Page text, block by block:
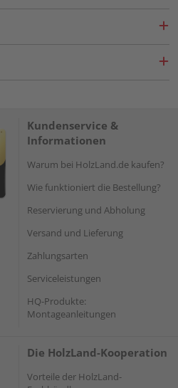
Kundenservice &
Informationen
Warum bei HolzLand.de kaufen?
Wie funktioniert die Bestellung?
Reservierung und Abholung
Versand und Lieferung
Zahlungsarten
Serviceleistungen
HQ-Produkte:
Montageanleitungen
Die HolzLand-Kooperation
Vorteile der HolzLand-